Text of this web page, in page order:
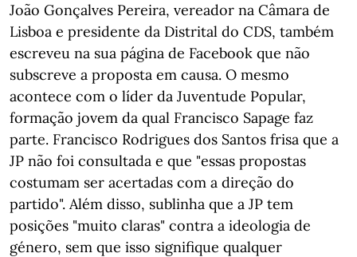
João Gonçalves Pereira, vereador na Câmara de
Lisboa e presidente da Distrital do CDS, também
escreveu na sua página de Facebook que não
subscreve a proposta em causa. O mesmo
acontece com o líder da Juventude Popular,
formação jovem da qual Francisco Sapage faz
parte. Francisco Rodrigues dos Santos frisa que a
JP não foi consultada e que "essas propostas
costumam ser acertadas com a direção do
partido". Além disso, sublinha que a JP tem
posições "muito claras" contra a ideologia de
género, sem que isso signifique qualquer